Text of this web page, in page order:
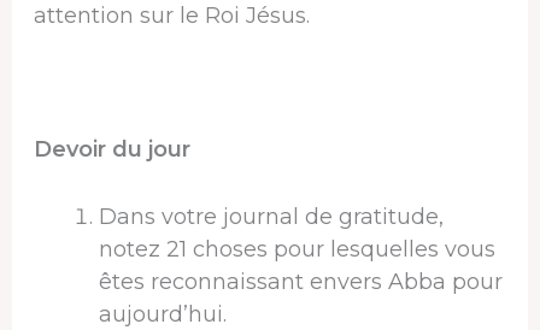
attention sur le Roi Jésus.
Devoir du jour
Dans votre journal de gratitude,
notez 21 choses pour lesquelles vous
êtes reconnaissant envers Abba pour
aujourd’hui.